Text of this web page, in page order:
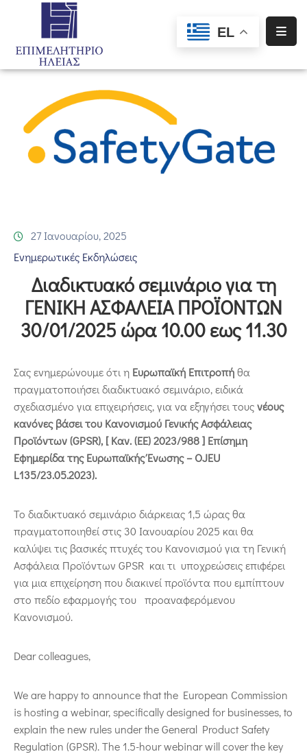
EL
Αρχική
Ενημέρωση
Σύλλογοι
Πληροφόρηση
Προγράμματα
Χρηματοδότησης
Επικοινωνία
27 Ιανουαρίου, 2025
Ενημερωτικές Εκδηλώσεις
Διαδικτυακό σεμινάριο για τη
ΓΕΝΙΚΗ ΑΣΦΑΛΕΙΑ ΠΡΟΪΟΝΤΩΝ
30/01/2025 ώρα 10.00 εως 11.30
Σας ενημερώνουμε ότι η Ευρωπαϊκή Επιτροπήθα
πραγματοποιήσει διαδικτυακό σεμινάριο, ειδικά
σχεδιασμένο για επιχειρήσεις, για να εξηγήσει τουςνέους
κανόνες βάσει του Κανονισμού Γενικής Ασφάλειας
Προϊόντων (GPSR), [ Καν. (ΕΕ) 2023/988 ] Επίσημη
Εφημερίδα της Ευρωπαϊκής Ένωσης – OJEU
L135/23.05.2023).
Το διαδικτυακό σεμινάριο διάρκειας 1,5 ώρας θα
πραγματοποιηθεί στις 30 Ιανουαρίου 2025 και θα
καλύψει τις βασικές πτυχές του Κανονισμού για τη Γενική
Ασφάλεια Προϊόντων GPSR και τι υποχρεώσεις επιφέρει
για μια επιχείρηση που διακινεί προϊόντα που εμπίπτουν
στο πεδίο εφαρμογής του προαναφερόμενου
Κανονισμού.
Dear colleagues,
We are happy to announce that the European Commission
is hosting a webinar, specifically designed for businesses, to
explain the new rules under the General Product Safety
Regulation (GPSR). The 1.5-hour webinar will cover the key